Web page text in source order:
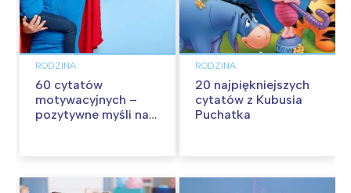
RODZINA
60 cytatów
motywacyjnych –
pozytywne myśli na
RODZINA
20 najpiękniejszych
cytatów z Kubusia
Puchatka